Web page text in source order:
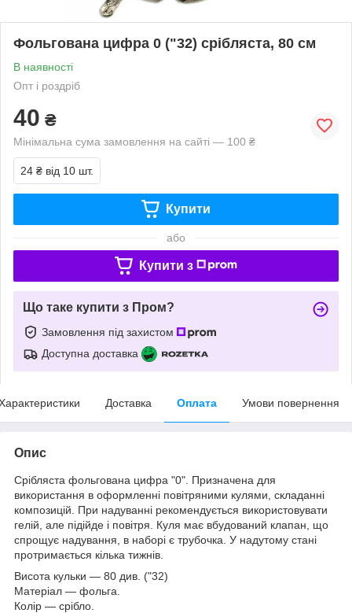
Фольгована цифра 0 ("32) срібляста, 80 см
В наявності
Опт і роздріб
40 ₴
Мінімальна сума замовлення на сайті — 100 ₴
24 ₴ від 10 шт.
Купити
або
Купити з
Що таке купити з Пром?
Замовлення під захистом
Доступна доставка
Доставка Оплата Умови повернення
Опис
Срібляста фольгована цифра "0". Призначена для
використання в оформленні повітряними кулями, складанні
композицій. При надуванні рекомендується використовувати
гелій, але підійде і повітря. Куля має вбудований клапан, що
спрощує надування, в наборі є трубочка. У надутому стані
протримається кілька тижнів.
Висота кульки ― 80 див. ("32)
Матеріал ― фольга.
Колір ― срібло.